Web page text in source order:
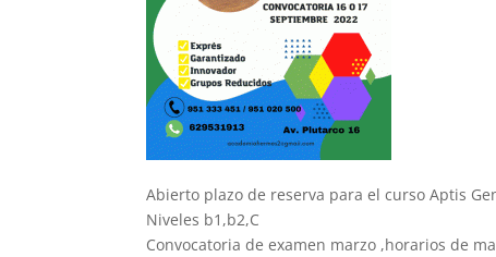
Abierto plazo de reserva para el curso Aptis
Niveles b1,b2,C
Convocatoria de examen marzo ,horarios de